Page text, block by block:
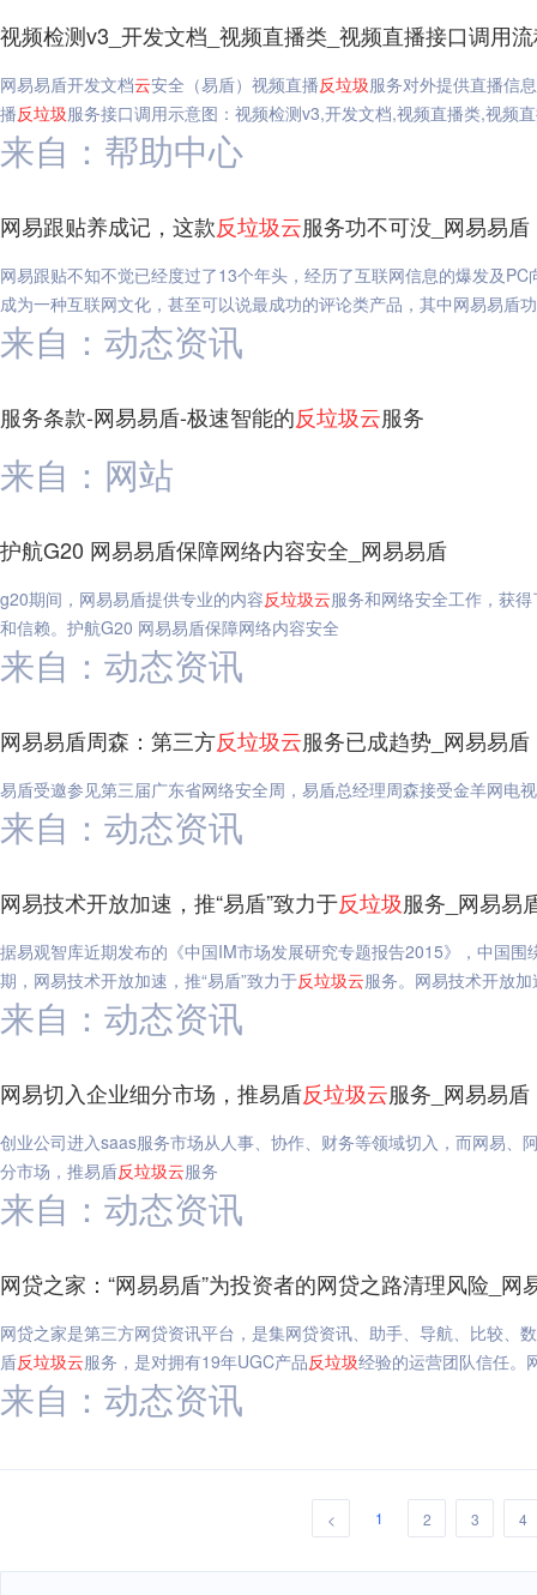
视频检测v3_开发文档_视频直播类_视频直播接口调用
网易易盾开发文档云安全（易盾）视频直播反垃圾服务对外提供直播信
播反垃圾服务接口调用示意图：视频检测v3,开发文档,视频直播类,视频
来自：帮助中心
网易跟贴养成记，这款反垃圾云服务功不可没_网易易盾
网易跟贴不知不觉已经度过了13个年头，经历了互联网信息的爆发及
成为一种互联网文化，甚至可以说最成功的评论类产品，其中网易易盾
来自：动态资讯
服务条款-网易易盾-极速智能的反垃圾云服务
来自：网站
护航G20 网易易盾保障网络内容安全_网易易盾
g20期间，网易易盾提供专业的内容反垃圾云服务和网络安全工作，获
和信赖。护航G20 网易易盾保障网络内容安全
来自：动态资讯
网易易盾周森：第三方反垃圾云服务已成趋势_网易易盾
易盾受邀参见第三届广东省网络安全周，易盾总经理周森接受金羊网电
来自：动态资讯
网易技术开放加速，推“易盾”致力于反垃圾服务_网易易
据易观智库近期发布的《中国IM市场发展研究专题报告2015》，中国围
期，网易技术开放加速，推“易盾”致力于反垃圾云服务。网易技术开放加
来自：动态资讯
网易切入企业细分市场，推易盾反垃圾云服务_网易易盾
创业公司进入saas服务市场从人事、协作、财务等领域切入，而网易、
分市场，推易盾反垃圾云服务
来自：动态资讯
网贷之家：“网易易盾”为投资者的网贷之路清理风险_网
网贷之家是第三方网贷资讯平台，是集网贷资讯、助手、导航、比较、
盾反垃圾云服务，是对拥有19年UGC产品反垃圾经验的运营团队信任。
来自：动态资讯
< 1 2 3 4